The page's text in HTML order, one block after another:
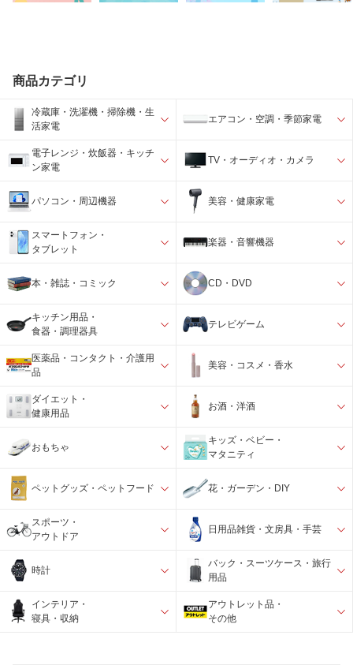
商品カテゴリ
冷蔵庫・洗濯機・掃除機・生
活家電
エアコン・空調・季節家電
電子レンジ・炊飯器・キッチ
ン家電
TV・オーディオ・カメラ
パソコン・周辺機器 美容・健康家電
スマートフォン・
タブレット
楽器・音響機器
本・雑誌・コミック CD・DVD
キッチン用品・
食器・調理器具
テレビゲーム
医薬品・コンタクト・介護用
品
美容・コスメ・香水
ダイエット・
健康用品
お酒・洋酒
おもちゃ
キッズ・ベビー・
マタニティ
ペットグッズ・ペットフード 花・ガーデン・DIY
スポーツ・
アウトドア
日用品雑貨・文房具・手芸
時計
バック・スーツケース・旅行
用品
インテリア・
寝具・収納
アウトレット品・
その他